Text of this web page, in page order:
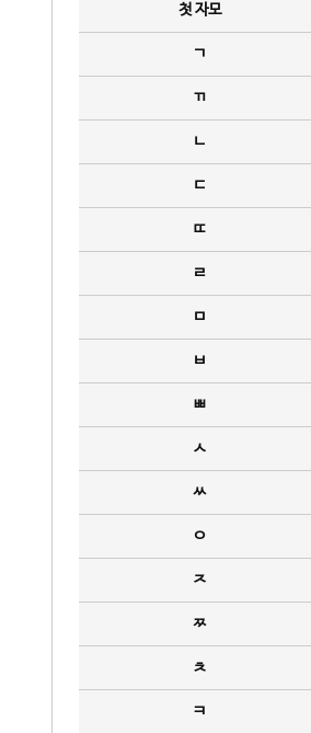
첫 자모
ㄱ
ㄲ
ㄴ
ㄷ
ㄸ
ㄹ
ㅁ
ㅂ
ㅃ
ㅅ
ㅆ
ㅇ
ㅈ
ㅉ
ㅊ
ㅋ